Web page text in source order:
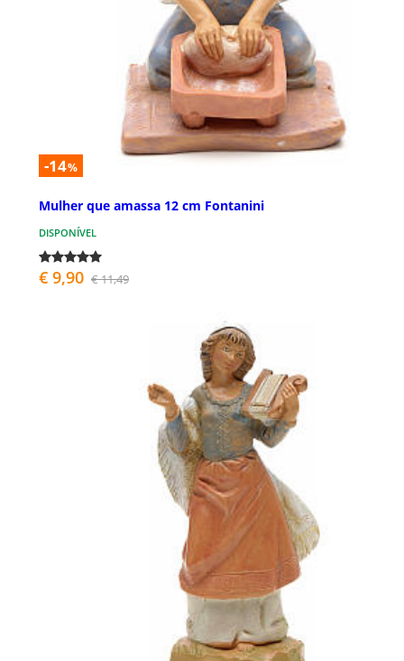
-14%
Mulher que amassa 12 cm Fontanini
DISPONÍVEL
€ 9,90 € 11,49